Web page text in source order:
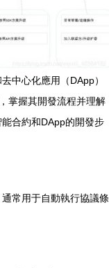
中心化應用（DApp）
掌握其開發流程并理解
合約和DApp的開發步
常用于自動執行協議條